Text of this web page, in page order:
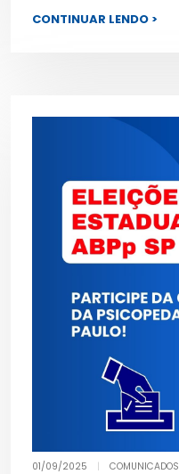
CONTINUAR LENDO >
01/09/2025 COMUNICADOS